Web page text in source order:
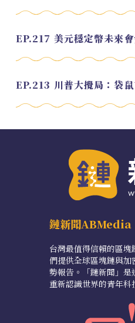
鏈新聞ABMedia
台灣最值得信賴的區
們提供全球區塊鏈與加
勢報告。「鏈新聞」
重新認識世界的青年科